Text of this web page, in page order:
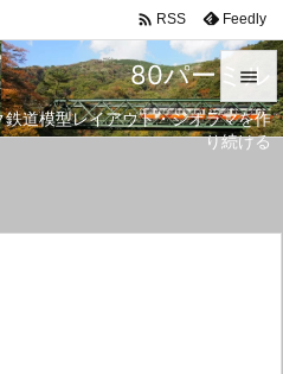
80パーミル
道模型レイアウト・ジオラマを作
り続ける


メニュ
 RSS Feedly